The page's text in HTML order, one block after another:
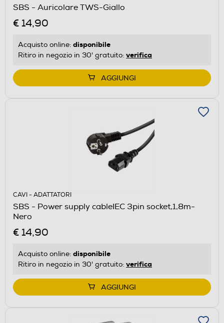
SBS - Auricolare TWS-Giallo
€ 14,90
Acquisto online: disponibile
Ritiro in negozio in 30' gratuito: verifica
AGGIUNGI
CAVI - ADATTATORI
SBS - Power supply cableIEC 3pin socket,1,8m-
Nero
€ 14,90
Acquisto online: disponibile
Ritiro in negozio in 30' gratuito: verifica
AGGIUNGI